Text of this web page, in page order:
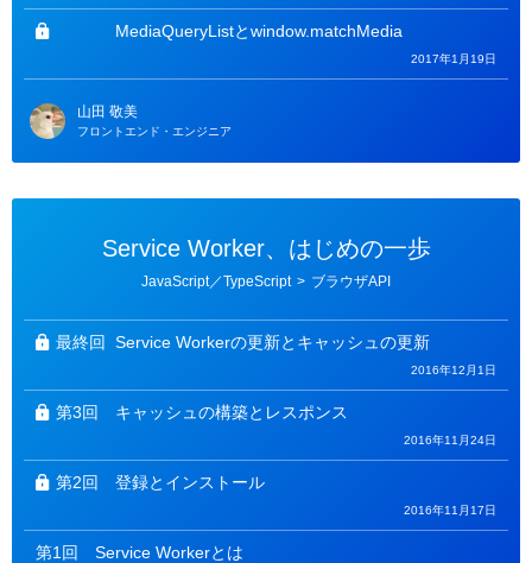
リ
ー
MediaQueryListとwindow.matchMedia
2017年1月19日
山田 敬美
フロントエンド・エンジニア
Service Worker、はじめの一歩
リ
ー
JavaScript／TypeScript > ブラウザAPI
最終回 Service Workerの更新とキャッシュの更新
2016年12月1日
第3回 キャッシュの構築とレスポンス
2016年11月24日
第2回 登録とインストール
2016年11月17日
第1回 Service Workerとは